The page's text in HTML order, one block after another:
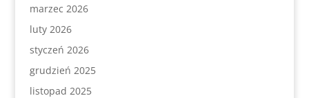
marzec 2026
luty 2026
styczeń 2026
grudzień 2025
listopad 2025